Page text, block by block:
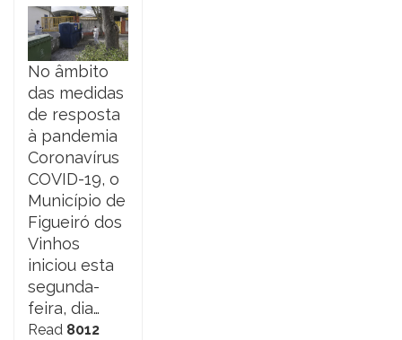
No âmbito
das medidas
de resposta
à pandemia
Coronavírus
COVID-19, o
Município de
Figueiró dos
Vinhos
iniciou esta
segunda-
feira, dia…
Read 8012